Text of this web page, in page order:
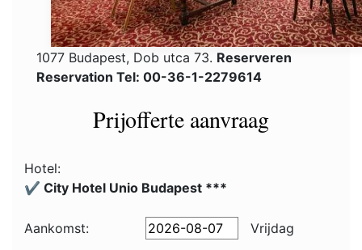
1077 Budapest, Dob utca 73. Reserveren
Reservation Tel: 00-36-1-2279614
Prijofferte aanvraag
Hotel:
✔️ City Hotel Unio Budapest ***
Aankomst: Vrijdag